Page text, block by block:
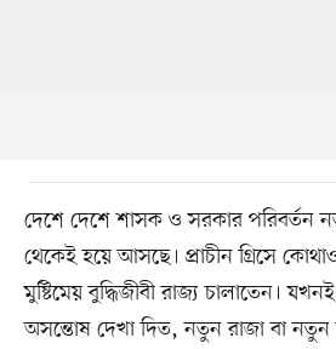
দেশে দেশে শাসক ও সরকার
থেকেই হয়ে আসছে। প্রাচীন গ্রিসে
মুষ্টিমেয় বুদ্ধিজীবী রাজ্য চালাতেন।
অসন্তোষ দেখা দিত, নতুন রাজা বা নতুন